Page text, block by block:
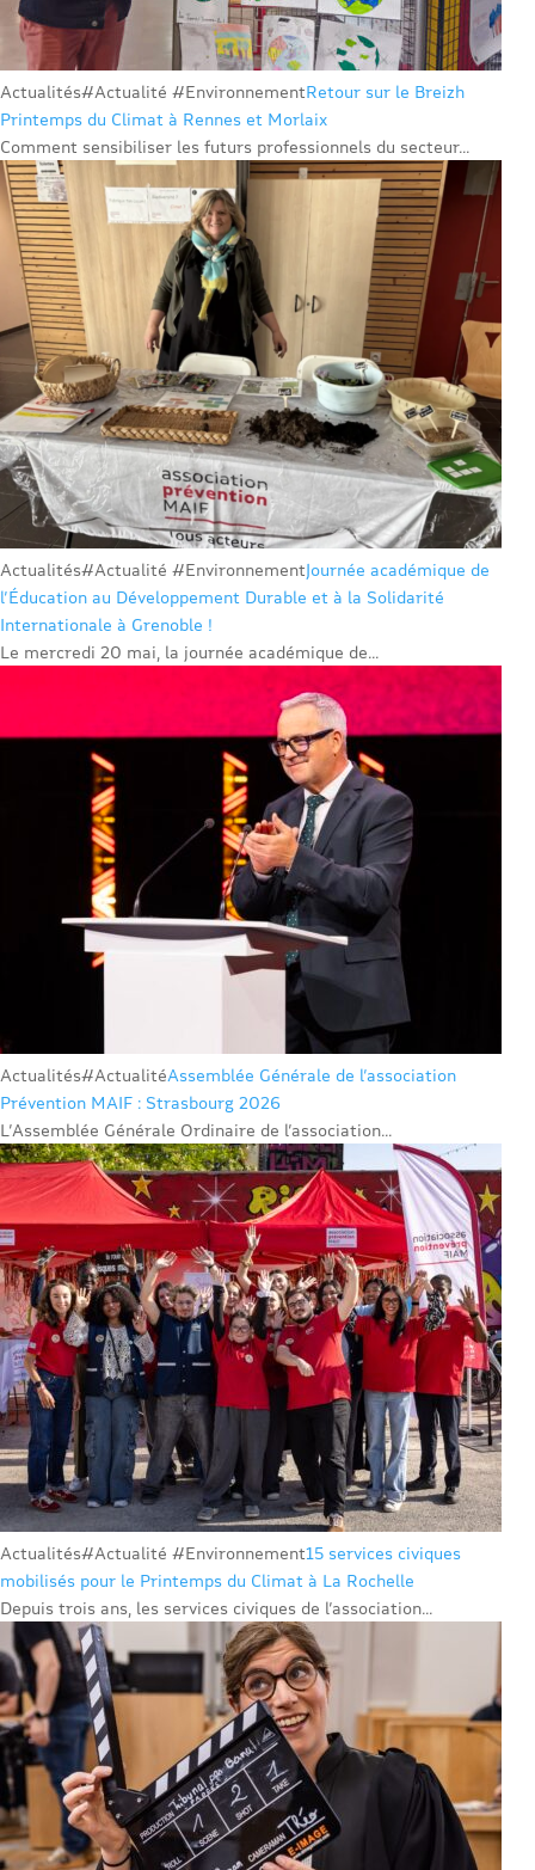
Actualités#Actualité #EnvironnementRetour sur le Breizh
Printemps du Climat à Rennes et Morlaix
Comment sensibiliser les futurs professionnels du secteur...
Actualités#Actualité #EnvironnementJournée académique de
l’Éducation au Développement Durable et à la Solidarité
Internationale à Grenoble !
Le mercredi 20 mai, la journée académique de...
Actualités#ActualitéAssemblée Générale de l’association
Prévention MAIF : Strasbourg 2026
L’Assemblée Générale Ordinaire de l’association...
Actualités#Actualité #Environnement15 services civiques
mobilisés pour le Printemps du Climat à La Rochelle
Depuis trois ans, les services civiques de l’association...